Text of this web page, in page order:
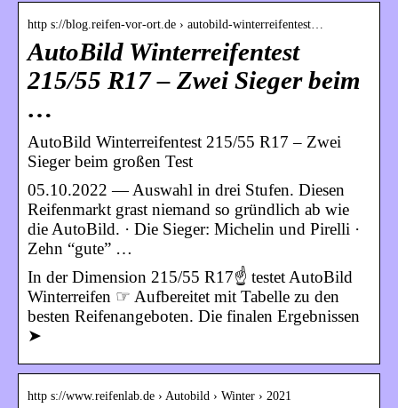
http s://blog.reifen-vor-ort.de › autobild-winterreifentest…
AutoBild Winterreifentest
215/55 R17 – Zwei Sieger beim
…
AutoBild Winterreifentest 215/55 R17 – Zwei
Sieger beim großen Test
05.10.2022 — Auswahl in drei Stufen. Diesen
Reifenmarkt grast niemand so gründlich ab wie
die AutoBild. · Die Sieger: Michelin und Pirelli ·
Zehn “gute” …
In der Dimension 215/55 R17☝ testet AutoBild
Winterreifen ☞ Aufbereitet mit Tabelle zu den
besten Reifenangeboten. Die finalen Ergebnissen
➤
http s://www.reifenlab.de › Autobild › Winter › 2021